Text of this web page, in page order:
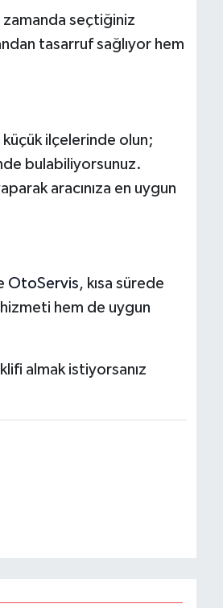
zamanda seçtiğiniz
tasarruf sağlıyor hem
ilçelerinde olun;
bulabiliyorsunuz.
aracınıza en uygun
OtoServis, kısa sürede
hem de uygun
almak istiyorsanız